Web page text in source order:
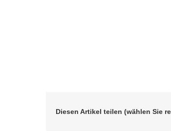
Diesen Artikel teilen (wählen Sie